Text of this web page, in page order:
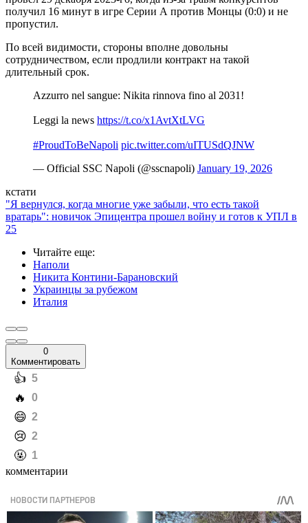
получил 16 минут в игре Серии А против Монцы (0:0) и не
пропустил.
По всей видимости, стороны вполне довольны
сотрудничеством, если продлили контракт на такой
длительный срок.
Azzurro nel sangue: Nikita rinnova fino al 2031!
Leggi la news https://t.co/x1AvtXtLVG
#ProudToBeNapoli pic.twitter.com/uITUSdQJNW
— Official SSC Napoli (@sscnapoli) January 19, 2026
кстати
"Я вернулся, когда многие уже забыли, что есть такой
вратарь": новичок Эпицентра прошел войну и готов к УПЛ в
25
Читайте еще:
Наполи
Никита Контини-Барановский
Украинцы за рубежом
Италия
0
Комментировать
️👍 5
️🔥 0
️😄 2
️😢 2
️🤬 1
комментарии